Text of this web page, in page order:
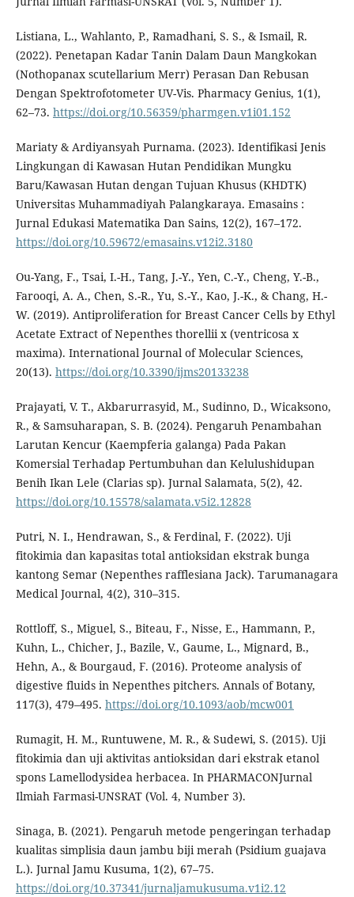
Listiana, L., Wahlanto, P., Ramadhani, S. S., & Ismail, R.
(2022). Penetapan Kadar Tanin Dalam Daun Mangkokan
(Nothopanax scutellarium Merr) Perasan Dan Rebusan
Dengan Spektrofotometer UV-Vis. Pharmacy Genius, 1(1),
62–73. https://doi.org/10.56359/pharmgen.v1i01.152
Mariaty & Ardiyansyah Purnama. (2023). Identifikasi Jenis
Lingkungan di Kawasan Hutan Pendidikan Mungku
Baru/Kawasan Hutan dengan Tujuan Khusus (KHDTK)
Universitas Muhammadiyah Palangkaraya. Emasains :
Jurnal Edukasi Matematika Dan Sains, 12(2), 167–172.
https://doi.org/10.59672/emasains.v12i2.3180
Ou-Yang, F., Tsai, I.-H., Tang, J.-Y., Yen, C.-Y., Cheng, Y.-B.,
Farooqi, A. A., Chen, S.-R., Yu, S.-Y., Kao, J.-K., & Chang, H.-
W. (2019). Antiproliferation for Breast Cancer Cells by Ethyl
Acetate Extract of Nepenthes thorellii x (ventricosa x
maxima). International Journal of Molecular Sciences,
20(13). https://doi.org/10.3390/ijms20133238
Prajayati, V. T., Akbarurrasyid, M., Sudinno, D., Wicaksono,
R., & Samsuharapan, S. B. (2024). Pengaruh Penambahan
Larutan Kencur (Kaempferia galanga) Pada Pakan
Komersial Terhadap Pertumbuhan dan Kelulushidupan
Benih Ikan Lele (Clarias sp). Jurnal Salamata, 5(2), 42.
https://doi.org/10.15578/salamata.v5i2.12828
Putri, N. I., Hendrawan, S., & Ferdinal, F. (2022). Uji
fitokimia dan kapasitas total antioksidan ekstrak bunga
kantong Semar (Nepenthes rafflesiana Jack). Tarumanagara
Medical Journal, 4(2), 310–315.
Rottloff, S., Miguel, S., Biteau, F., Nisse, E., Hammann, P.,
Kuhn, L., Chicher, J., Bazile, V., Gaume, L., Mignard, B.,
Hehn, A., & Bourgaud, F. (2016). Proteome analysis of
digestive fluids in Nepenthes pitchers. Annals of Botany,
117(3), 479–495. https://doi.org/10.1093/aob/mcw001
Rumagit, H. M., Runtuwene, M. R., & Sudewi, S. (2015). Uji
fitokimia dan uji aktivitas antioksidan dari ekstrak etanol
spons Lamellodysidea herbacea. In PHARMACONJurnal
Ilmiah Farmasi-UNSRAT (Vol. 4, Number 3).
Sinaga, B. (2021). Pengaruh metode pengeringan terhadap
kualitas simplisia daun jambu biji merah (Psidium guajava
L.). Jurnal Jamu Kusuma, 1(2), 67–75.
https://doi.org/10.37341/jurnaljamukusuma.v1i2.12